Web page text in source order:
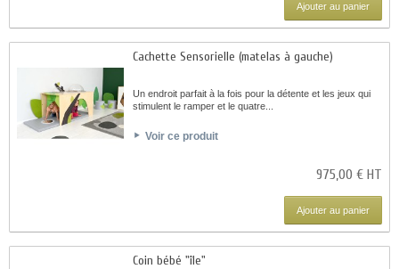
Ajouter au panier
Cachette Sensorielle (matelas à gauche)
Un endroit parfait à la fois pour la détente et les jeux qui
stimulent le ramper et le quatre...
Voir ce produit
975,00 € HT
Ajouter au panier
Coin bébé "île"